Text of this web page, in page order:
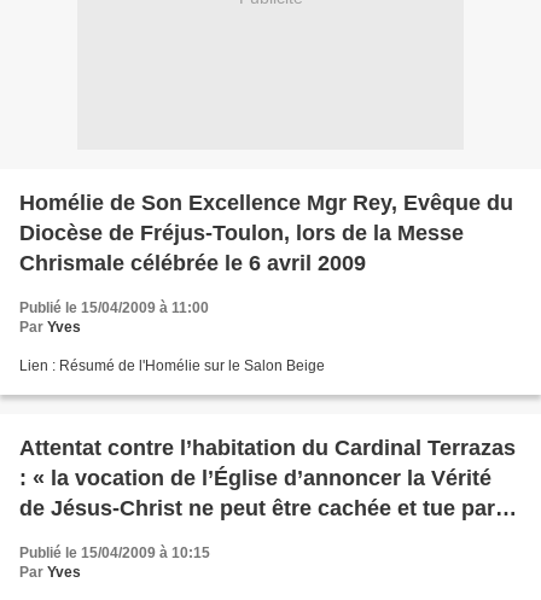
Homélie de Son Excellence Mgr Rey, Evêque du
Diocèse de Fréjus-Toulon, lors de la Messe
Chrismale célébrée le 6 avril 2009
Publié le 15/04/2009 à 11:00
Par Yves
Lien : Résumé de l'Homélie sur le Salon Beige
Attentat contre l’habitation du Cardinal Terrazas
: « la vocation de l’Église d’annoncer la Vérité
de Jésus-Christ ne peut être cachée et tue par
Publié le 15/04/2009 à 10:15
Par Yves